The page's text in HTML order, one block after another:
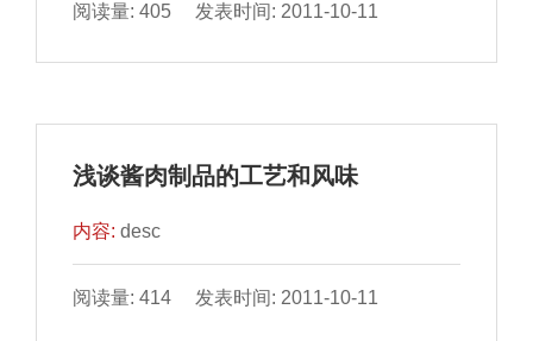
阅读量: 405 发表时间: 2011-10-11
浅谈酱肉制品的工艺和风味
内容:desc
阅读量: 414 发表时间: 2011-10-11